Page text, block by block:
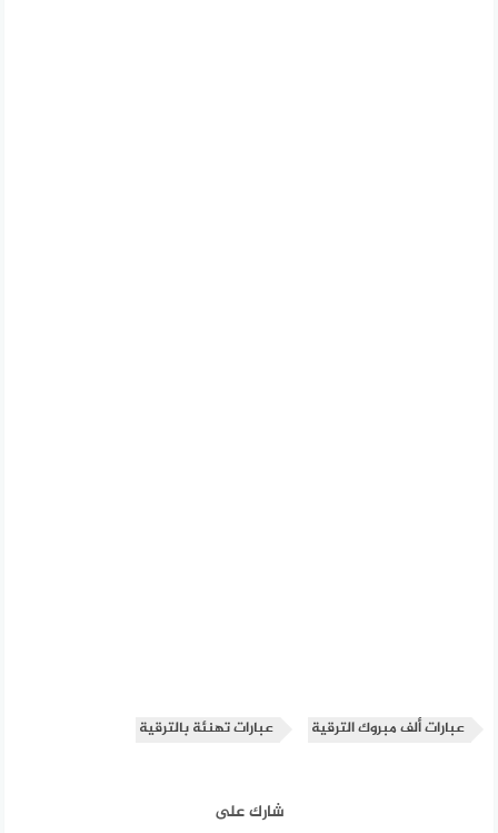
عبارات ألف مبروك الترقية عبارات تهنئة بالترقية
شارك على